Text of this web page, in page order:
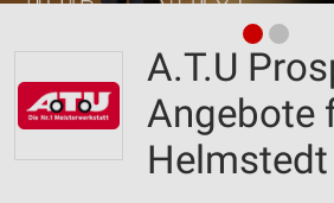
A.T.U
Angebote
Helmstedt